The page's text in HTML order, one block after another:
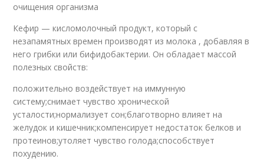
очищения организма
Кефир — кисломолочный продукт, который с
незапамятных времен производят из молока , добавляя в
него грибки или бифидобактерии. Он обладает массой
полезных свойств:
положительно воздействует на иммунную
систему;снимает чувство хронической
усталости;нормализует сон;благотворно влияет на
желудок и кишечник;компенсирует недостаток белков и
протеинов;утоляет чувство голода;способствует
похудению.